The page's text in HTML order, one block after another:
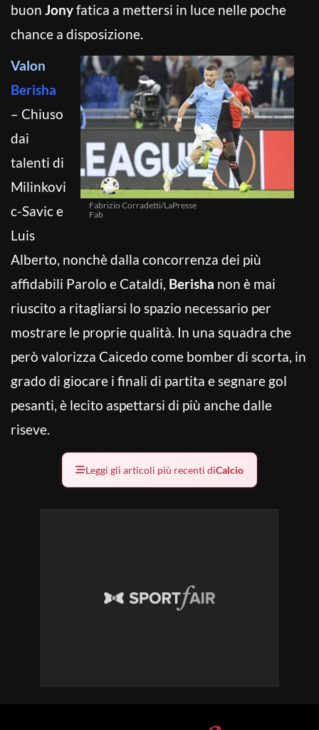
buon Jonyfatica a mettersi in luce nelle poche
chance a disposizione.
Fabrizio Corradetti/LaPresse
Fab
Valon
Berisha
– Chiuso
dai
talenti di
Milinkovi
c-Savic e
Luis
Alberto, nonchè dalla concorrenza dei più
affidabili Parolo e Cataldi, Berisha non è mai
riuscito a ritagliarsi lo spazio necessario per
mostrare le proprie qualità. In una squadra che
però valorizza Caicedo come bomber di scorta, in
grado di giocare i finali di partita e segnare gol
pesanti, è lecito aspettarsi di più anche dalle
riseve.
Leggi gli articoli più recenti diCalcio